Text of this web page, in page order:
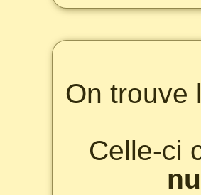
On trouve
Celle-ci